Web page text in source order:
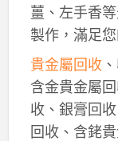
薑、左手香
製作，滿足
貴金屬回收
含金貴金屬
收、銀膏回
回收、含銠